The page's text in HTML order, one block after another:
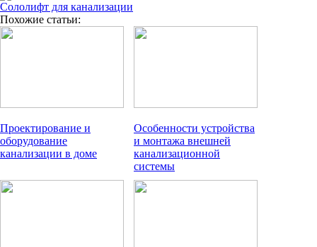
Сололифт для канализации
Похожие статьи:
Проектирование и
оборудование
канализации в доме
Особенности устройства
и монтажа внешней
канализационной
системы